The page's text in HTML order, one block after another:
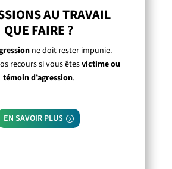
AU TRAVAIL
QUE FAIRE ?
ne doit rester impunie.
recours si vous êtesvictime ou
témoin d’agression.
EN SAVOIR PLUS